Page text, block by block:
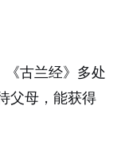
《古兰经》多处
父母，能获得